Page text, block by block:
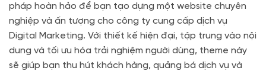
pháp hoàn hảo để bạn tạo dựng một website chuyên
nghiệp và ấn tượng cho công ty cung cấp dịch vụ
Digital Marketing. Với thiết kế hiện đại, tập trung vào nội
dung và tối ưu hóa trải nghiệm người dùng, theme này
sẽ giúp bạn thu hút khách hàng, quảng bá dịch vụ và